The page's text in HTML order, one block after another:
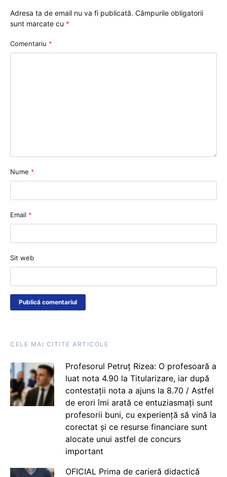
Adresa ta de email nu va fi publicată. Câmpurile obligatorii
sunt marcate cu *
Comentariu *
Nume *
Email *
Sit web
CELE MAI CITITE ARTICOLE
Profesorul Petruț Rizea: O profesoară a
luat nota 4.90 la Titularizare, iar după
contestații nota a ajuns la 8.70 / Astfel
de erori îmi arată ce entuziasmați sunt
profesorii buni, cu experiență să vină la
corectat și ce resurse financiare sunt
alocate unui astfel de concurs
important
OFICIAL Prima de carieră didactică